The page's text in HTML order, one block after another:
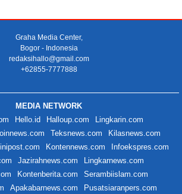
Graha Media Center,
Bogor - Indonesia
redaksihallo@gmail.com
+62855-7777888
MEDIA NETWORK
Hello.id Halloup.com
Lingkarin.com
Teksnews.com
Kilasnews.com
Kontennews.com
Infoekspres.com
Jazirahnews.com
Lingkarnews.com
Kontenberita.com
Serambiislam.com
Apakabarnews.com
Pusatsiaranpers.com